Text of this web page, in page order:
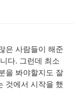
은 사람들이 해준
다. 그런데 최소
을 봐야할지도 잘
것에서 시작을 했